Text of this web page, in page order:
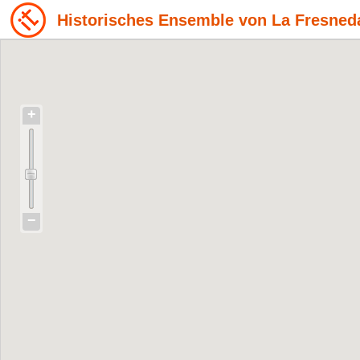
Historisches Ensemble von La
+
−